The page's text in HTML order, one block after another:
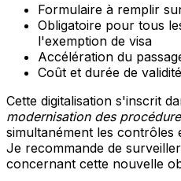
Formulaire à remplir
Obligatoire pour tous
l'exemption de visa
Accélération du
Coût et durée de
Cette digitalisation s'inscrit
modernisation des
simultanément les contrôles
Je recommande de
concernant cette nouvelle